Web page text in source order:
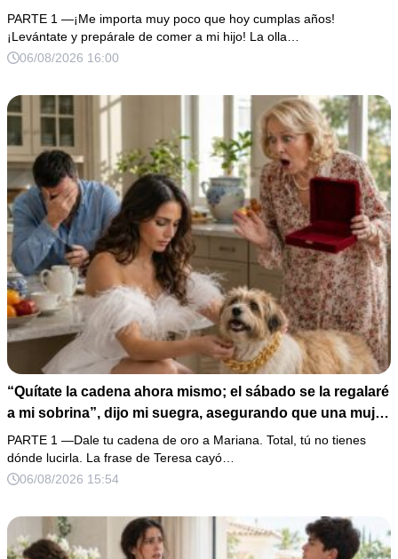
mi cama. Mi esposo regresó horas después oliendo al
perfume de su amante, seguro de que yo lo perdonaría.
Pero yo ya tenía 3 copias de los estados de cuenta y una
PARTE 1 —¡Me importa muy poco que hoy cumplas años!
¡Levántate y prepárale de comer a mi hijo! La olla…
06/08/2026 16:00
“Quítate la cadena ahora mismo; el sábado se la regalaré
a mi sobrina”, dijo mi suegra, asegurando que una mujer
con las manos marcadas por espinas no merecía 50
gramos de oro. Mi esposo guardó silencio, así que
obedecí con calma y le pedí que preparara la fiesta. Ella
completo que había intentado ocultar.
PARTE 1 —Dale tu cadena de oro a Mariana. Total, tú no tienes
dónde lucirla. La frase de Teresa cayó…
06/08/2026 15:54